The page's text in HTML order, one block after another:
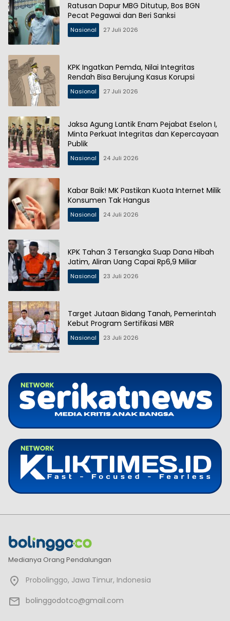
Ratusan Dapur MBG Ditutup, Bos BGN
Pecat Pegawai dan Beri Sanksi
Nasional 27 Juli 2026
KPK Ingatkan Pemda, Nilai Integritas
Rendah Bisa Berujung Kasus Korupsi
Nasional 27 Juli 2026
Jaksa Agung Lantik Enam Pejabat Eselon I,
Minta Perkuat Integritas dan Kepercayaan
Publik
Nasional 24 Juli 2026
Kabar Baik! MK Pastikan Kuota Internet Milik
Konsumen Tak Hangus
Nasional 24 Juli 2026
KPK Tahan 3 Tersangka Suap Dana Hibah
Jatim, Aliran Uang Capai Rp6,9 Miliar
Nasional 23 Juli 2026
Target Jutaan Bidang Tanah, Pemerintah
Kebut Program Sertifikasi MBR
Nasional 23 Juli 2026
Medianya Orang Pendalungan
Probolinggo, Jawa Timur, Indonesia
bolinggodotco@gmail.com